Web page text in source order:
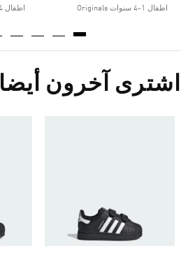
اطفال 1-4 سنوات Originals اطفال 4-8 سنوات Originals
اشترى آخرون أيضا